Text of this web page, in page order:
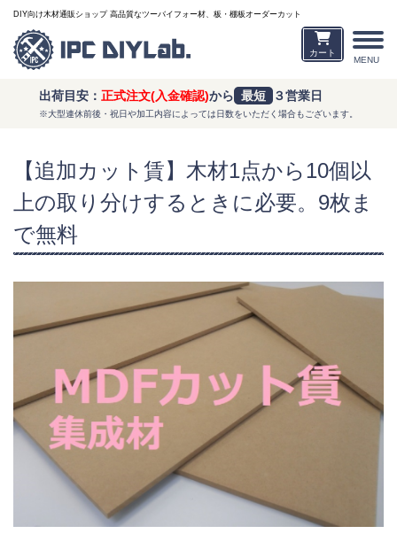
MENU
DIY向け木材通販ショップ 高品質なツーバイフォー材、板・棚板オーダーカット
カート
出荷目安： 正式注文(入金確認)から 最短 ３営業日
※大型連休前後・祝日や加工内容によっては日数をいただく場合もございます。
【追加カット賃】木材1点から10個以
上の取り分けするときに必要。9枚ま
で無料